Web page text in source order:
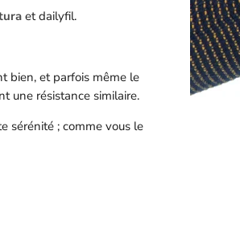
et dailyfil.
bien, et parfois même le
une résistance similaire.
sérénité ; comme vous le